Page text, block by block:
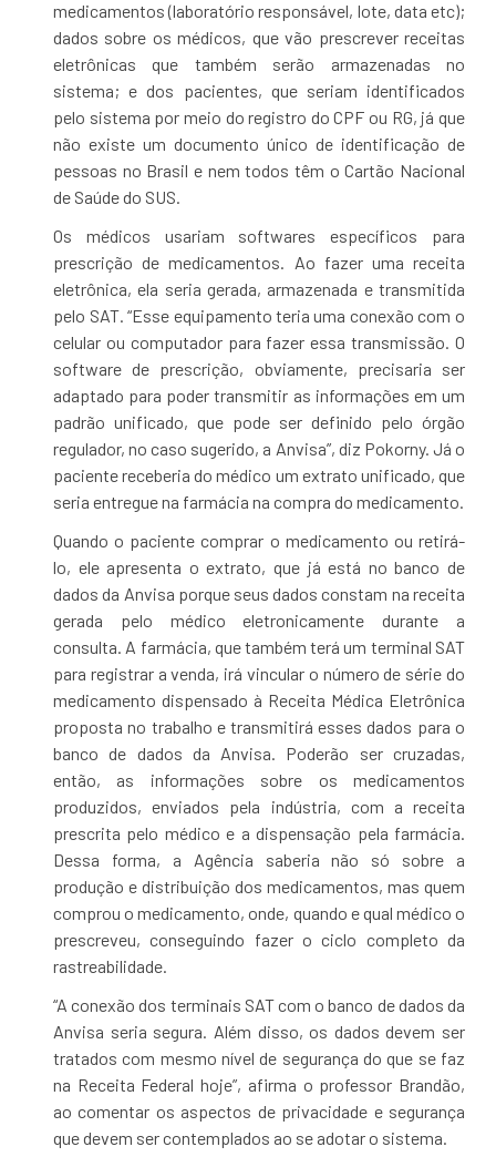
medicamentos (laboratório responsável, lote, data etc);
dados sobre os médicos, que vão prescrever receitas
eletrônicas que também serão armazenadas no
sistema; e dos pacientes, que seriam identificados
pelo sistema por meio do registro do CPF ou RG, já que
não existe um documento único de identificação de
pessoas no Brasil e nem todos têm o Cartão Nacional
de Saúde do SUS.
Os médicos usariam softwares específicos para
prescrição de medicamentos. Ao fazer uma receita
eletrônica, ela seria gerada, armazenada e transmitida
pelo SAT. “Esse equipamento teria uma conexão com o
celular ou computador para fazer essa transmissão. O
software de prescrição, obviamente, precisaria ser
adaptado para poder transmitir as informações em um
padrão unificado, que pode ser definido pelo órgão
regulador, no caso sugerido, a Anvisa”, diz Pokorny. Já o
paciente receberia do médico um extrato unificado, que
seria entregue na farmácia na compra do medicamento.
Quando o paciente comprar o medicamento ou retirá-
lo, ele apresenta o extrato, que já está no banco de
dados da Anvisa porque seus dados constam na receita
gerada pelo médico eletronicamente durante a
consulta. A farmácia, que também terá um terminal SAT
para registrar a venda, irá vincular o número de série do
medicamento dispensado à Receita Médica Eletrônica
proposta no trabalho e transmitirá esses dados para o
banco de dados da Anvisa. Poderão ser cruzadas,
então, as informações sobre os medicamentos
produzidos, enviados pela indústria, com a receita
prescrita pelo médico e a dispensação pela farmácia.
Dessa forma, a Agência saberia não só sobre a
produção e distribuição dos medicamentos, mas quem
comprou o medicamento, onde, quando e qual médico o
prescreveu, conseguindo fazer o ciclo completo da
rastreabilidade.
“A conexão dos terminais SAT com o banco de dados da
Anvisa seria segura. Além disso, os dados devem ser
tratados com mesmo nível de segurança do que se faz
na Receita Federal hoje”, afirma o professor Brandão,
ao comentar os aspectos de privacidade e segurança
que devem ser contemplados ao se adotar o sistema.